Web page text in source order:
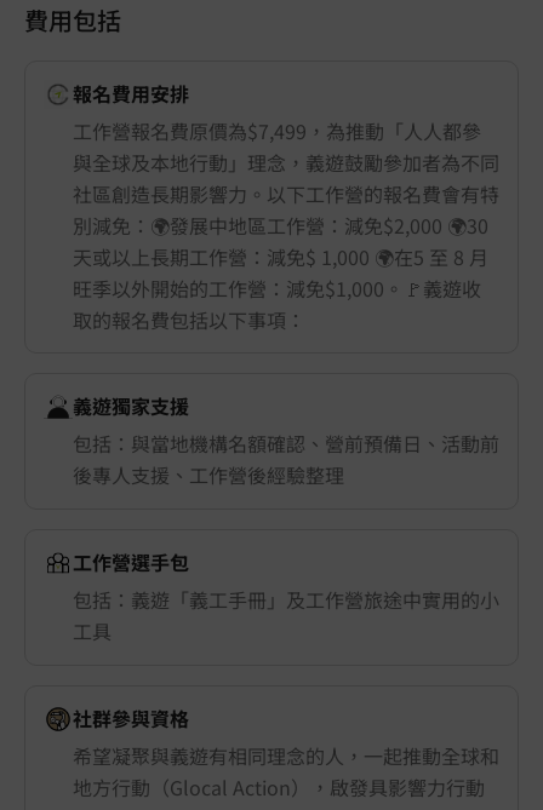
費用包括
報名費用安排
工作營報名費原價為$7,499，為推動「人人都參
與全球及本地行動」理念，義遊鼓勵參加者為不同
社區創造長期影響力。以下工作營的報名費會有特
別減免：🌍發展中地區工作營：減免$2,000 🌍30
天或以上長期工作營：減免$ 1,000 🌍在5 至 8 月
旺季以外開始的工作營：減免$1,000。🚩義遊收
取的報名費包括以下事項：
義遊獨家支援
包括：與當地機構名額確認、營前預備日、活動前
後專人支援、工作營後經驗整理
工作營選手包
包括：義遊「義工手冊」及工作營旅途中實用的小
工具
社群參與資格
希望凝聚與義遊有相同理念的人，一起推動全球和
地方行動（Glocal Action），啟發具影響力行動